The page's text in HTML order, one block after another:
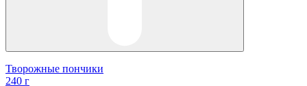
Творожные пончики
240 г